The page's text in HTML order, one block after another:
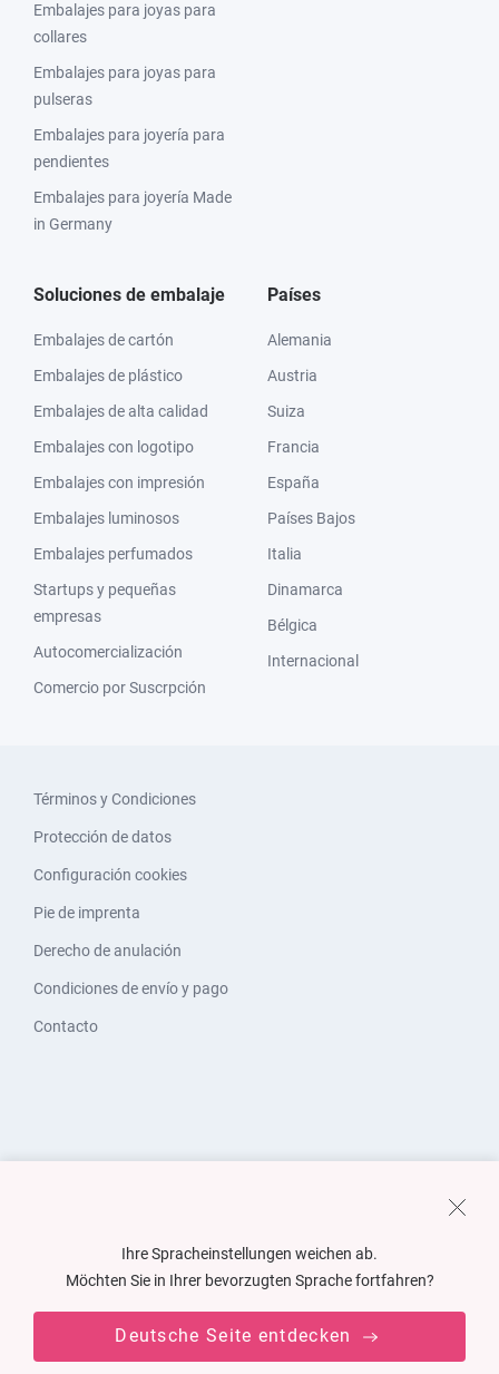
Embalajes para joyas para
collares
Embalajes para joyas para
pulseras
Embalajes para joyería para
pendientes
Embalajes para joyería Made
in Germany
Soluciones de embalaje
Embalajes de cartón
Embalajes de plástico
Embalajes de alta calidad
Embalajes con logotipo
Embalajes con impresión
Embalajes luminosos
Embalajes perfumados
Startups y pequeñas
empresas
Autocomercialización
Comercio por Suscrpción
Países
Alemania
Austria
Suiza
Francia
España
Países Bajos
Italia
Dinamarca
Bélgica
Internacional
Términos y Condiciones
Protección de datos
Configuración cookies
Pie de imprenta
Derecho de anulación
Condiciones de envío y pago
Contacto
Ihre Spracheinstellungen weichen ab.
Möchten Sie in Ihrer bevorzugten Sprache fortfahren?
Deutsche Seite entdecken